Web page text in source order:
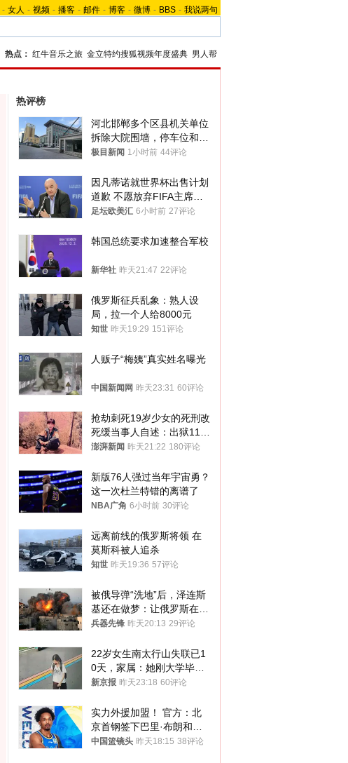
- 女人 - 视频 - 播客 - 邮件 - 博客 - 微博 - BBS - 我说两句
热点： 红牛音乐之旅 金立特约搜狐视频年度盛典 男人帮
热评榜
河北邯郸多个区县机关单位
拆除大院围墙，停车位和厕
所免费开放，当地多部门回
极目新闻 1小时前 44评论
因凡蒂诺就世界杯出售计划
道歉 不愿放弃FIFA主席职
位
足坛欧美汇 6小时前 27评论
韩国总统要求加速整合军校
新华社 昨天21:47 22评论
俄罗斯征兵乱象：熟人设
局，拉一个人给8000元
知世 昨天19:29 151评论
人贩子“梅姨”真实姓名曝光
中国新闻网 昨天23:31 60评论
抢劫刺死19岁少女的死刑改
死缓当事人自述：出狱11年
间始终刻意躲避被害人家属
澎湃新闻 昨天21:22 180评论
新版76人强过当年宇宙勇？
这一次杜兰特错的离谱了
NBA广角 6小时前 30评论
远离前线的俄罗斯将领 在
莫斯科被人追杀
知世 昨天19:36 57评论
被俄导弹“洗地”后，泽连斯
基还在做梦：让俄罗斯在冬
季前求和？
兵器先锋 昨天20:13 29评论
22岁女生南太行山失联已1
0天，家属：她刚大学毕业
想到山里旅行
新京报 昨天23:18 60评论
实力外援加盟！ 官方：北
京首钢签下巴里·布朗和桑
普森
中国篮镜头 昨天18:15 38评论